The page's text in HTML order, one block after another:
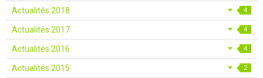
Actualités 2018 4
Actualités 2017 4
Actualités 2016 4
Actualités 2015 2